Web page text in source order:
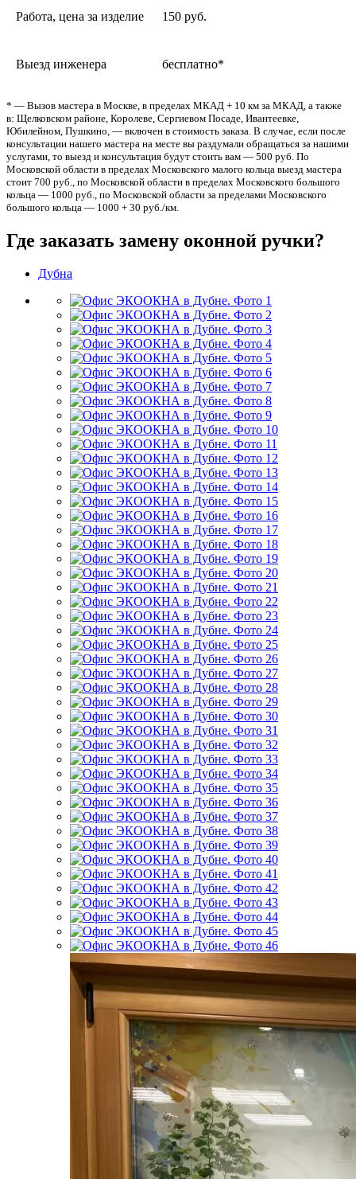
Работа, цена за изделие 150 руб.
Выезд инженера бесплатно*
* — Вызов мастера в Москве, в пределах МКАД + 10 км за МКАД, а также
в: Щелковском районе, Королеве, Сергиевом Посаде, Ивантеевке,
Юбилейном, Пушкино, — включен в стоимость заказа. В случае, если после
консультации нашего мастера на месте вы раздумали обращаться за нашими
услугами, то выезд и консультация будут стоить вам — 500 руб. По
Московской области в пределах Московского малого кольца выезд мастера
стоит 700 руб., по Московской области в пределах Московского большого
кольца — 1000 руб., по Московской области за пределами Московского
большого кольца — 1000 + 30 руб./км.
Где заказать замену оконной ручки?
Дубна